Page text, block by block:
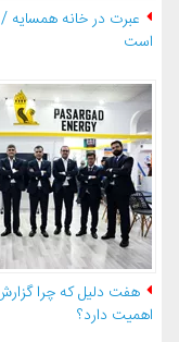
عبرت در خانه همسایه /
است
هفت دلیل که چرا
اهمیت دارد؟